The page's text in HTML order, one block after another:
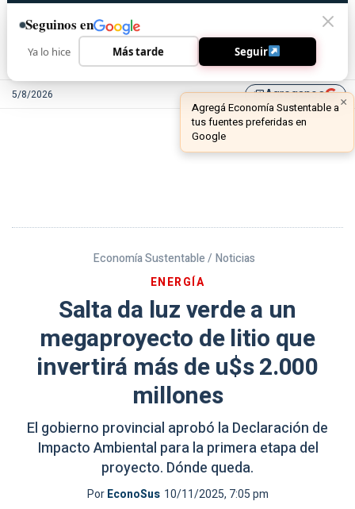
5/8/2026 library_addAgreganos
Economía Sustentable / Noticias
ENERGÍA
Salta da luz verde a un
megaproyecto de litio que
invertirá más de u$s 2.000
millones
El gobierno provincial aprobó la Declaración de
Impacto Ambiental para la primera etapa del
proyecto. Dónde queda.
PorEconoSus 10/11/2025, 7:05 pm
Seguinos en
Ya lo hice Más tarde Seguir